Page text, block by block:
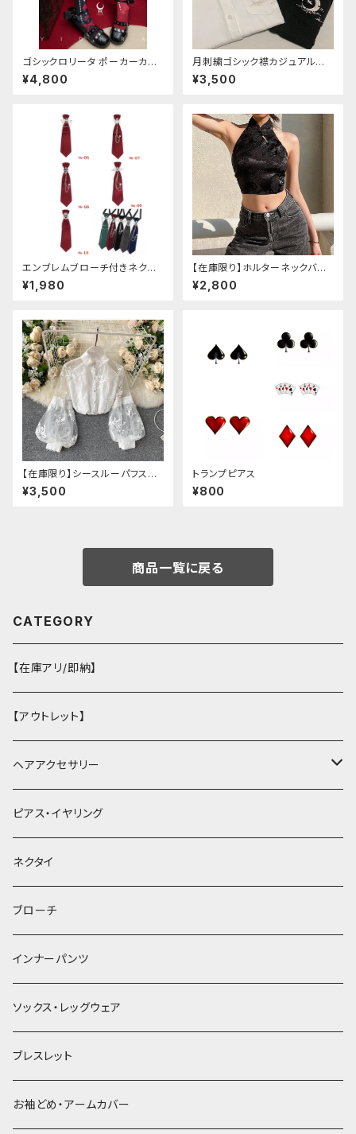
ゴシックロリータ ポーカーカー
ド柄 プリントタイツ
¥4,800
月刺繍ゴシック襟カジュアルブラ
ウス(長袖)
¥3,500
エンブレムブローチ付きネクタ
イ(レッド)
¥1,980
【在庫限り】ホルターネックバッ
クリボンチャイナシャツ
¥2,800
【在庫限り】シースルーパフスリ
ーブ刺繍ブラウス
¥3,500
トランプピアス
¥800
商品一覧に戻る
CATEGORY
【在庫アリ/即納】
【アウトレット】
ヘアアクセサリー
ヘアクリップ
ヘッドドレス・カチューシャ
ヘアゴム
簪
ピアス・イヤリング
ネクタイ
ブローチ
インナーパンツ
ソックス・レッグウェア
ブレスレット
お袖どめ・アームカバー